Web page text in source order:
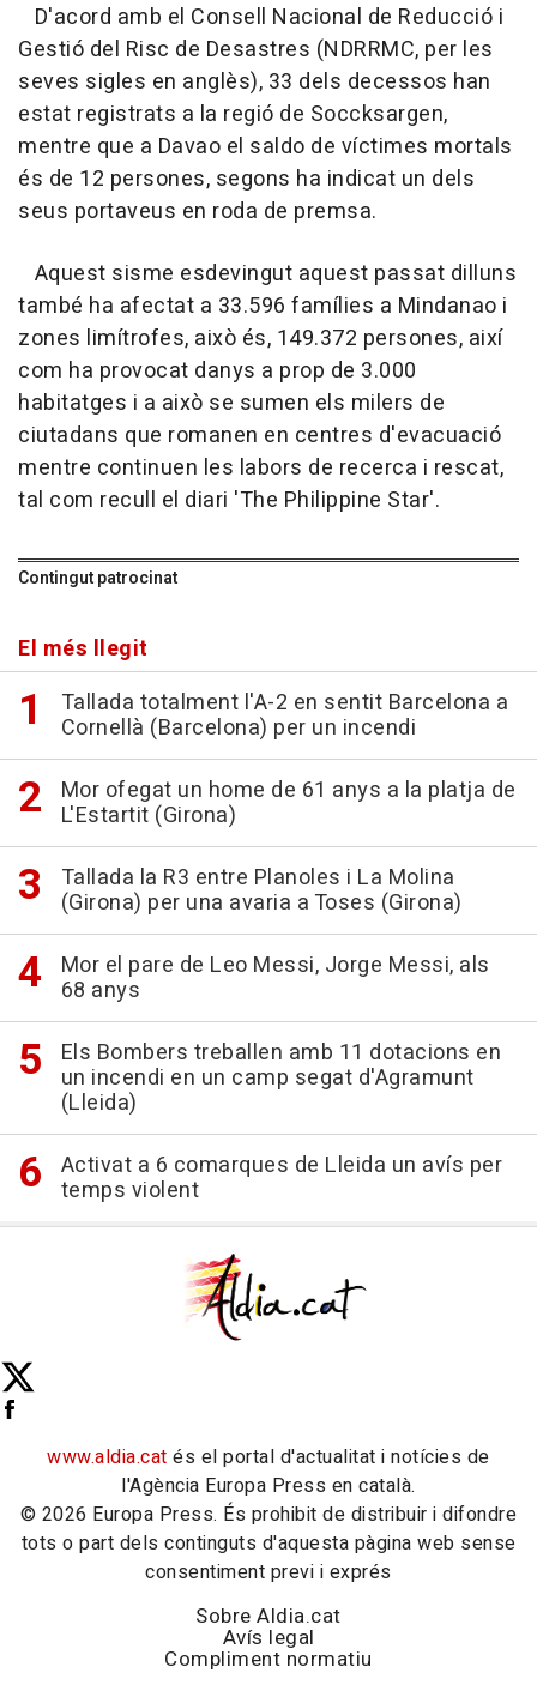
D'acord amb el Consell Nacional de Reducció i
Gestió del Risc de Desastres (NDRRMC, per les
seves sigles en anglès), 33 dels decessos han
estat registrats a la regió de Soccksargen,
mentre que a Davao el saldo de víctimes mortals
és de 12 persones, segons ha indicat un dels
seus portaveus en roda de premsa.
Aquest sisme esdevingut aquest passat dilluns
també ha afectat a 33.596 famílies a Mindanao i
zones limítrofes, això és, 149.372 persones, així
com ha provocat danys a prop de 3.000
habitatges i a això se sumen els milers de
ciutadans que romanen en centres d'evacuació
mentre continuen les labors de recerca i rescat,
tal com recull el diari 'The Philippine Star'.
Contingut patrocinat
El més llegit
Tallada totalment l'A-2 en sentit Barcelona a
Cornellà (Barcelona) per un incendi
Mor ofegat un home de 61 anys a la platja de
L'Estartit (Girona)
Tallada la R3 entre Planoles i La Molina
(Girona) per una avaria a Toses (Girona)
Mor el pare de Leo Messi, Jorge Messi, als
68 anys
Els Bombers treballen amb 11 dotacions en
un incendi en un camp segat d'Agramunt
(Lleida)
Activat a 6 comarques de Lleida un avís per
temps violent
www.aldia.cat és el portal d'actualitat i notícies de
l'Agència Europa Press en català.
© 2026 Europa Press. És prohibit de distribuir i difondre
tots o part dels continguts d'aquesta pàgina web sense
consentiment previ i exprés
Sobre Aldia.cat
Avís legal
Compliment normatiu